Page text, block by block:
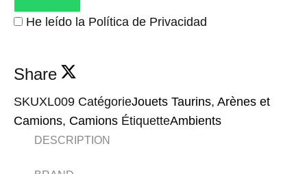
He leído la Política de Privacidad
Share
SKUXL009 CatégorieJouets Taurins, Arènes et
Camions, Camions ÉtiquetteAmbients
DESCRIPTION